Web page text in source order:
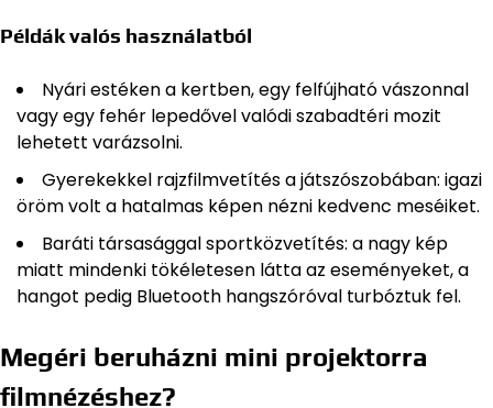
Példák valós használatból
Nyári estéken a kertben, egy felfújható vászonnal
vagy egy fehér lepedővel valódi szabadtéri mozit
lehetett varázsolni.
Gyerekekkel rajzfilmvetítés a játszószobában: igazi
öröm volt a hatalmas képen nézni kedvenc meséiket.
Baráti társasággal sportközvetítés: a nagy kép
miatt mindenki tökéletesen látta az eseményeket, a
hangot pedig Bluetooth hangszóróval turbóztuk fel.
Megéri beruházni mini projektorra
filmnézéshez?